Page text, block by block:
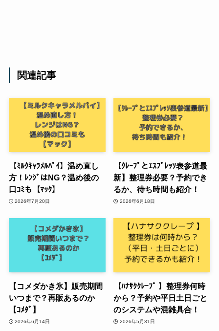
関連記事
【ﾐﾙｸｷｬﾗﾒﾙﾊﾟｲ】温め直し
方！ﾚﾝｼﾞはNG？温め後の
口ｺﾐも【ﾏｯｸ】
2026年7月20日
【ｸﾚｰﾌﾟとｴｽﾌﾟﾚｯｿ表参道最
新】整理券必要？予約でき
るか、待ち時間も紹介！
2026年6月18日
【コメダかき氷】販売期間
いつまで？再販あるのか
【ｺﾒﾀﾞ】
2026年6月14日
【ﾊﾅｻｸｸﾚｰﾌﾟ 】整理券何時
から？予約や平日土日ごと
のシステムや混雑具合！
2026年5月31日